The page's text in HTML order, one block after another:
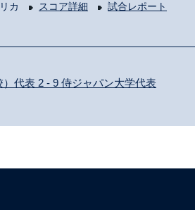
カ
スコア詳細 試合レポート
代表 2 - 9 侍ジャパン大学代表